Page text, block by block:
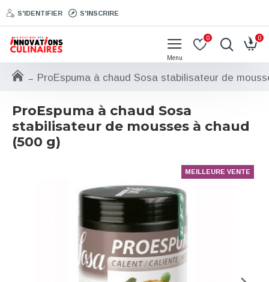
S'IDENTIFIER S'INSCRIRE
0 0
ProEspuma à chaud Sosa stabilisateur de
ProEspuma à chaud Sosa
stabilisateur de mousses à chaud
(500 g)
MEILLEURE VENTE